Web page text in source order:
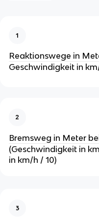
1
Reaktionswege in
Geschwindigkeit in
2
Bremsweg in Meter
(Geschwindigkeit in
in km/h / 10)
3